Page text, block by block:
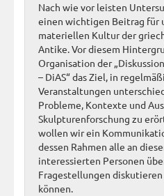
Nach wie vor leisten
einen wichtigen Beitrag für
materiellen Kultur der
Antike. Vor diesem
Organisation der
– DiAS“ das Ziel, in
Veranstaltungen
Probleme, Kontexte und
Skulpturenforschung zu
wollen wir ein
dessen Rahmen alle an
interessierten Personen
Fragestellungen
können.